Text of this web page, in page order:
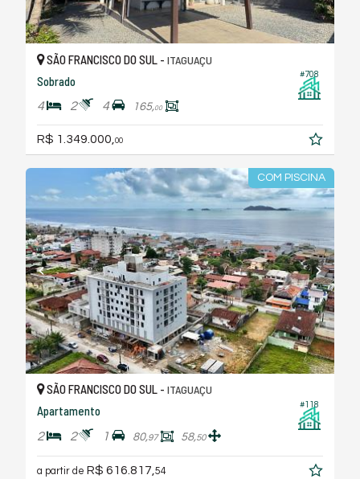
#708
SÃO FRANCISCO DO SUL - ITAGUAÇU
Sobrado
4 2 4 165,00
R$ 1.349.000, 00
COM PISCINA
#118
SÃO FRANCISCO DO SUL - ITAGUAÇU
Apartamento
2 2 1 80,97 58,50
a partir de R$ 616.817, 54